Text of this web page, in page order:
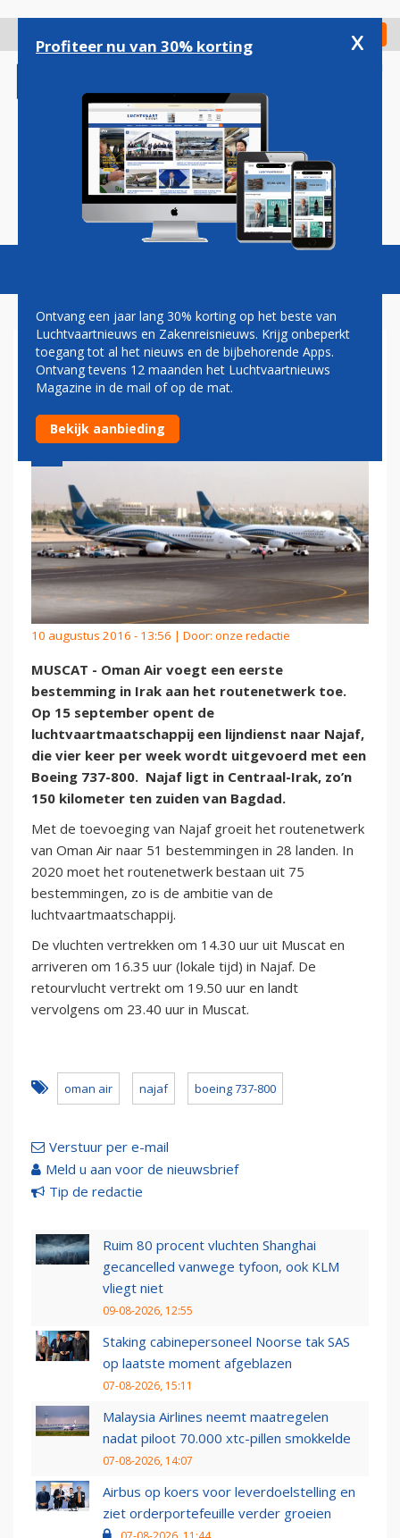
gaan
Check in
Magazine Podcasts Vacatures
OMAN AIR OPENT EERSTE
ROUTE NAAR IRAK
10 augustus 2016 - 13:56 | Door: onze redactie
MUSCAT - Oman Air voegt een eerste
bestemming in Irak aan het routenetwerk toe.
Op 15 september opent de
luchtvaartmaatschappij een lijndienst naar Najaf,
die vier keer per week wordt uitgevoerd met een
Boeing 737-800. Najaf ligt in Centraal-Irak, zo’n
150 kilometer ten zuiden van Bagdad.
Met de toevoeging van Najaf groeit het routenetwerk
van Oman Air naar 51 bestemmingen in 28 landen. In
2020 moet het routenetwerk bestaan uit 75
bestemmingen, zo is de ambitie van de
luchtvaartmaatschappij.
De vluchten vertrekken om 14.30 uur uit Muscat en
arriveren om 16.35 uur (lokale tijd) in Najaf. De
retourvlucht vertrekt om 19.50 uur en landt
vervolgens om 23.40 uur in Muscat.
oman air najaf boeing 737-800
Verstuur per e-mail
Meld u aan voor de nieuwsbrief
Tip de redactie
Ruim 80 procent vluchten Shanghai
gecancelled vanwege tyfoon, ook KLM
vliegt niet
09-08-2026, 12:55
Staking cabinepersoneel Noorse tak SAS
op laatste moment afgeblazen
07-08-2026, 15:11
Malaysia Airlines neemt maatregelen
nadat piloot 70.000 xtc-pillen smokkelde
07-08-2026, 14:07
Airbus op koers voor leverdoelstelling en
ziet orderportefeuille verder groeien
Profiteer nu van 30% korting x
Ontvang een jaar lang 30% korting op het beste van
Luchtvaartnieuws en Zakenreisnieuws. Krijg onbeperkt
toegang tot al het nieuws en de bijbehorende Apps.
Ontvang tevens 12 maanden het Luchtvaartnieuws
Magazine in de mail of op de mat.
Bekijk aanbieding